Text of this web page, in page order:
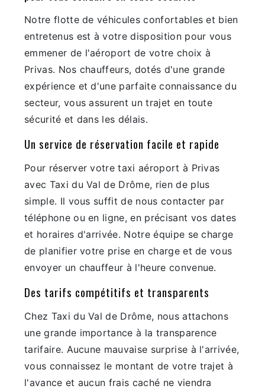
Notre flotte de véhicules confortables et bien
entretenus est à votre disposition pour vous
emmener de l'aéroport de votre choix à
Privas. Nos chauffeurs, dotés d'une grande
expérience et d'une parfaite connaissance du
secteur, vous assurent un trajet en toute
sécurité et dans les délais.
Un service de réservation facile et rapide
Pour réserver votre taxi aéroport à Privas
avec Taxi du Val de Drôme, rien de plus
simple. Il vous suffit de nous contacter par
téléphone ou en ligne, en précisant vos dates
et horaires d'arrivée. Notre équipe se charge
de planifier votre prise en charge et de vous
envoyer un chauffeur à l'heure convenue.
Des tarifs compétitifs et transparents
Chez Taxi du Val de Drôme, nous attachons
une grande importance à la transparence
tarifaire. Aucune mauvaise surprise à l'arrivée,
vous connaissez le montant de votre trajet à
l'avance et aucun frais caché ne viendra